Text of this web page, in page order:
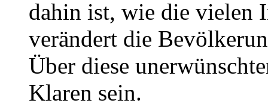
dahin ist, wie die vielen
verändert die
Über diese
Klaren sein.